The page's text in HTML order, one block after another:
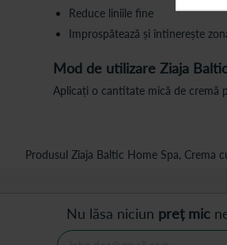
Reduce liniile fine
Improspătează și întinerește
Mod de utilizare Ziaja
Aplicați o cantitate mică de cremă
Produsul Ziaja Baltic Home Spa,
Nu lăsa niciun preț mic